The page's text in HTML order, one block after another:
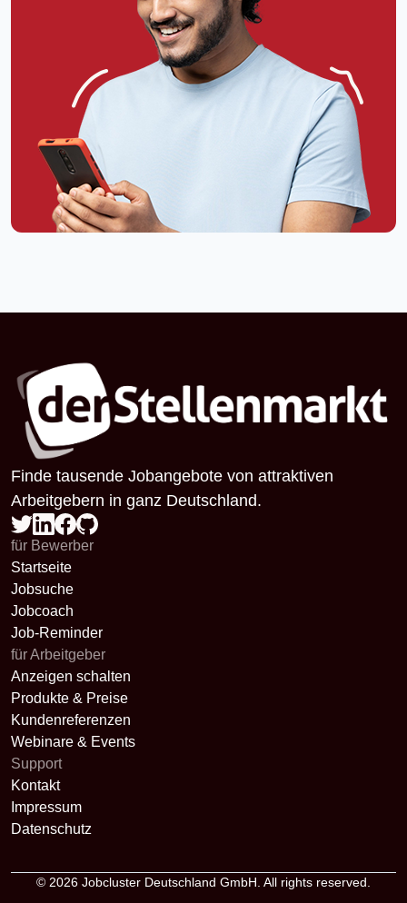
Finde tausende Jobangebote von attraktiven
Arbeitgebern in ganz Deutschland.
für Bewerber
Startseite
Jobsuche
Jobcoach
Job-Reminder
für Arbeitgeber
Anzeigen schalten
Produkte & Preise
Kundenreferenzen
Webinare & Events
Support
Kontakt
Impressum
Datenschutz
© 2026 Jobcluster Deutschland GmbH. All rights reserved.